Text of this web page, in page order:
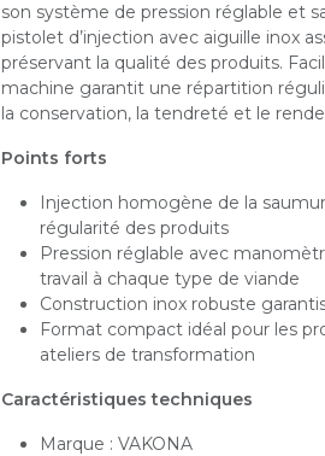
son système de pression réglable et
pistolet d’injection avec aiguille inox
préservant la qualité des produits.
machine garantit une répartition
la conservation, la tendreté et le
Points forts
Injection homogène de la
régularité des produits
Pression réglable avec
travail à chaque type de viande
Construction inox robuste
Format compact idéal pour les
ateliers de transformation
Caractéristiques techniques
Marque : VAKONA